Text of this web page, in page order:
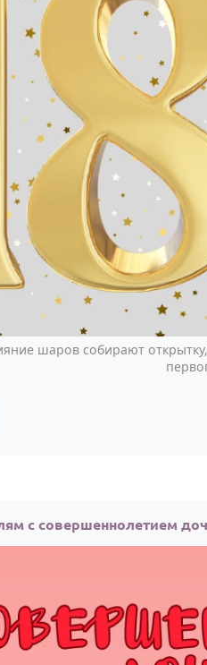
шаров собирают
с совершеннолетием